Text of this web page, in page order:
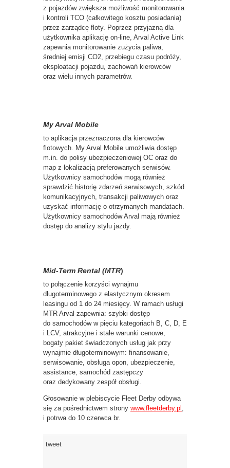
z pojazdów zwiększa możliwość monitorowania
i kontroli TCO (całkowitego kosztu posiadania)
przez zarządcę floty. Poprzez przyjazną dla
użytkownika aplikację on-line, Arval Active Link
zapewnia monitorowanie zużycia paliwa,
średniej emisji CO2, przebiegu czasu podróży,
eksploatacji pojazdu, zachowań kierowców
oraz wielu innych parametrów.
My Arval Mobile
to aplikacja przeznaczona dla kierowców
flotowych. My Arval Mobile umożliwia dostęp
m.in. do polisy ubezpieczeniowej OC oraz do
map z lokalizacją preferowanych serwisów.
Użytkownicy samochodów mogą również
sprawdzić historię zdarzeń serwisowych, szkód
komunikacyjnych, transakcji paliwowych oraz
uzyskać informację o otrzymanych mandatach.
Użytkownicy samochodów Arval mają również
dostęp do analizy stylu jazdy.
Mid-Term Rental (MTR)
to połączenie korzyści wynajmu
długoterminowego z elastycznym okresem
leasingu od 1 do 24 miesięcy. W ramach usługi
MTR Arval zapewnia: szybki dostęp
do samochodów w pięciu kategoriach B, C, D, E
i LCV, atrakcyjne i stałe warunki cenowe,
bogaty pakiet świadczonych usług jak przy
wynajmie długoterminowym: finansowanie,
serwisowanie, obsługa opon, ubezpieczenie,
assistance, samochód zastępczy
oraz dedykowany zespół obsługi.
Głosowanie w plebiscycie Fleet Derby odbywa
się za pośrednictwem strony www.fleetderby.pl ,
i potrwa do 10 czerwca br.
tweet